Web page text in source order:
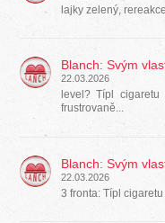
lajky zelený,
Blanch: Svým
22.03.2026
level? Típl
frustrovaně...
Blanch: Svým
22.03.2026
3 fronta: Típl